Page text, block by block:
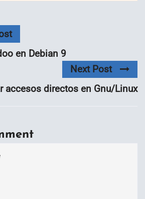
en Debian 9
Next Post
accesos directos en Gnu/Linux